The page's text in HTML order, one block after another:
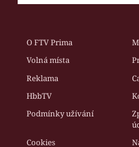
O FTV Prima
Volná místa
Reklama
HbbTV
Podmínky užívání
Cookies